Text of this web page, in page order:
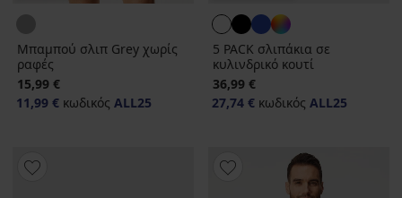
Μπαμπού σλιπ Grey χωρίς
ραφές
15,99 €
11,99 € κωδικός ALL25
5 PACK σλιπάκια σε
κυλινδρικό κουτί
36,99 €
27,74 € κωδικός ALL25